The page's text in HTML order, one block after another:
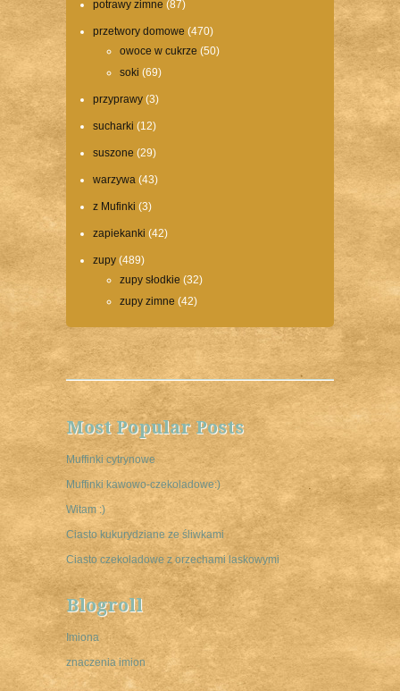
potrawy zimne (87)
przetwory domowe (470)
owoce w cukrze (50)
soki (69)
przyprawy (3)
sucharki (12)
suszone (29)
warzywa (43)
z Mufinki (3)
zapiekanki (42)
zupy (489)
zupy słodkie (32)
zupy zimne (42)
Most Popular Posts
Muffinki cytrynowe
Muffinki kawowo-czekoladowe:)
Witam :)
Ciasto kukurydziane ze śliwkami
Ciasto czekoladowe z orzechami laskowymi
Blogroll
Imiona
znaczenia imion